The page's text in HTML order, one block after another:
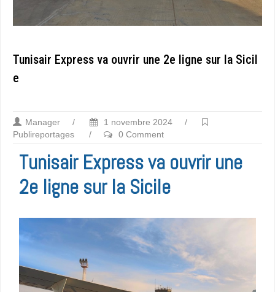
Tunisair Express va ouvrir une 2e ligne sur la Sicil
e
Manager / 1 novembre 2024
/
Publireportages
/ 0 Comment
Tunisair Express va ouvrir une
2e ligne sur la Sicile